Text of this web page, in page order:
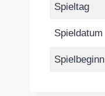
Spieltag
Spieldatum
Spielbeginn